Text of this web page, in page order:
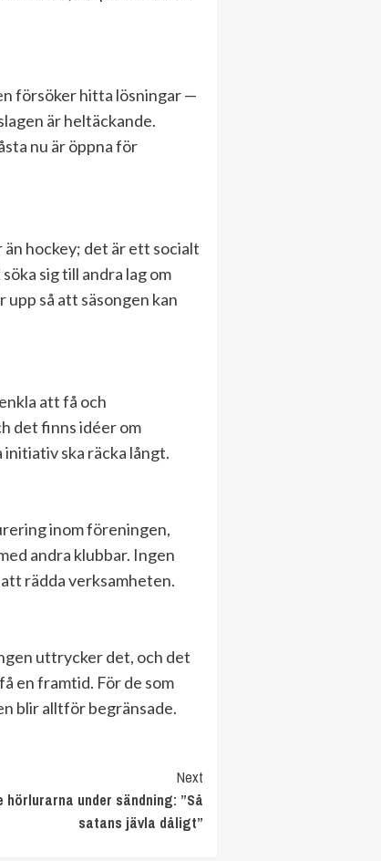
försöker hitta lösningar —
är heltäckande.
nu är öppna för
än hockey; det är ett socialt
sig till andra lag om
så att säsongen kan
att få och
det finns idéer om
ska räcka långt.
inom föreningen,
andra klubbar. Ingen
rädda verksamheten.
uttrycker det, och det
en framtid. För de som
blir alltför begränsade.
Next
under sändning: ”Så
satans jävla dåligt”